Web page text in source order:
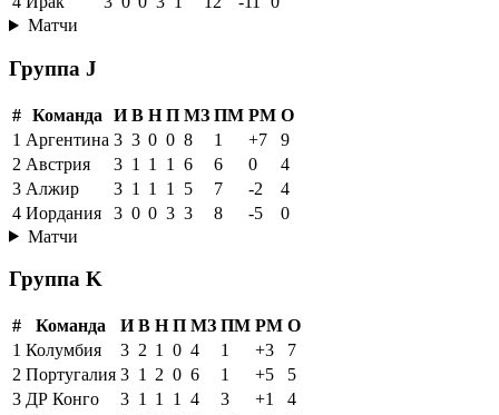
Матчи
Группа J
# Команда И В Н П МЗ ПМ РМ О
1 Аргентина 3 3 0 0 8 1 +7
9
2 Австрия 3 1 1 1 6 6 0
4
3 Алжир 3 1 1 1 5 7 -2
4
4 Иордания 3 0 0 3 3 8 -5
0
Матчи
Группа K
# Команда И В Н П МЗ ПМ РМ О
1 Колумбия 3 2 1 0 4 1 +3
7
2 Португалия 3 1 2 0 6 1 +5
5
3 ДР Конго 3 1 1 1 4 3 +1
4